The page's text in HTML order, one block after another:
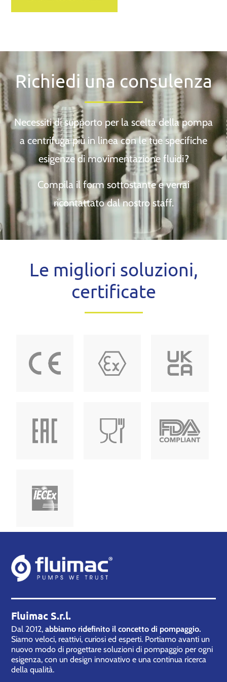
Richiedi una consulenza
Necessiti di supporto per la scelta della pompa
a centrifuga più in linea con le tue specifiche
esigenze di movimentazione fluidi?
Compila il form sottostante e verrai
ricontattato dal nostro staff.
Le migliori soluzioni,
certificate
Fluimac S.r.l.
Dal 2012,abbiamo ridefinito il concetto di pompaggio.
Siamo veloci, reattivi, curiosi ed esperti. Portiamo avanti un
nuovo modo di progettare soluzioni di pompaggio per ogni
esigenza, con un design innovativo e una continua ricerca
della qualità.